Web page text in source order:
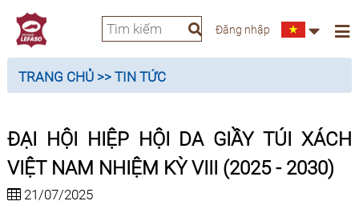
Đăng nhập
TRANG CHỦ >> TIN TỨC
ĐẠI HỘI HIỆP HỘI DA GIẦY TÚI XÁCH
VIỆT NAM NHIỆM KỲ VIII (2025 - 2030)
21/07/2025